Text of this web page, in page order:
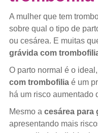
A mulher que tem
sobre qual o tipo de
ou cesárea. E muitas
grávida com
O parto normal é o
com trombofiliaé um
há um risco aumentado
Mesmo a cesárea para
apresentando mais